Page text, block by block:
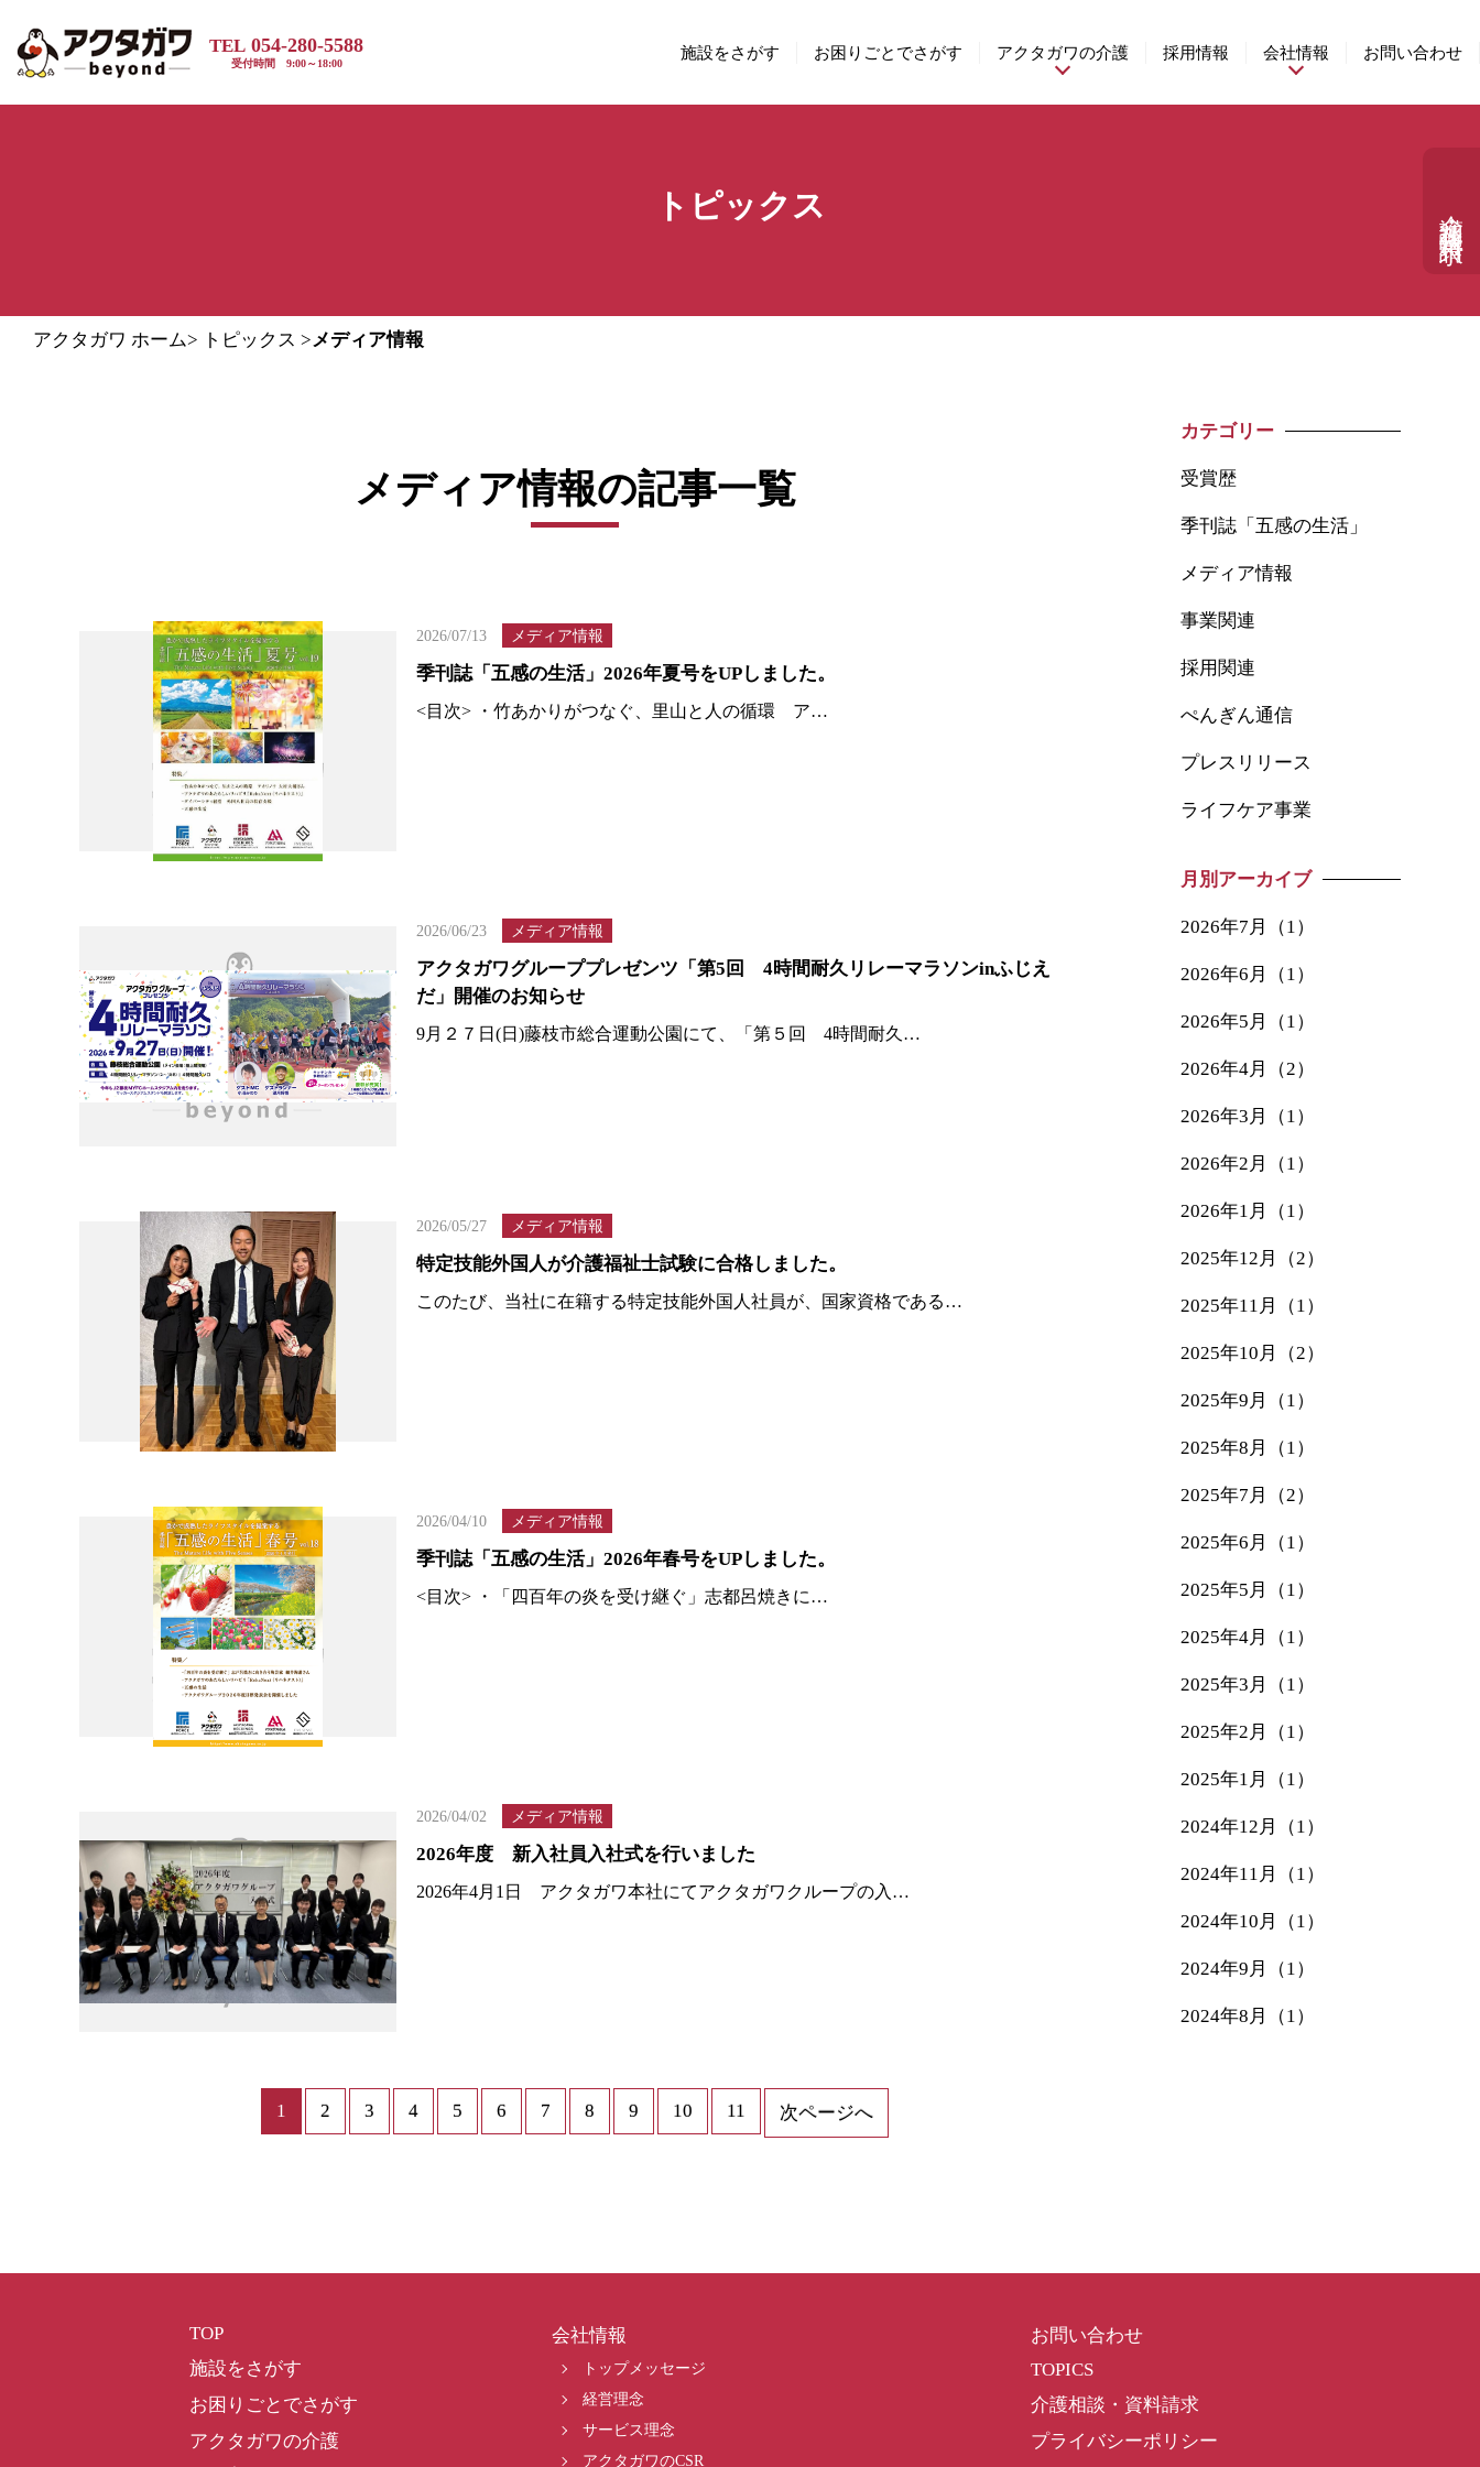
介護相談・資料請求
TEL 054-280-5588
受付時間 9:00～18:00
施設をさがす お困りごとでさがす アクタガワの介護 採用情報 会社情報 お問い合わせ
トピックス
アクタガワ ホーム> トピックス >メディア情報
メディア情報の記事一覧
2026/07/13 メディア情報
季刊誌「五感の生活」2026年夏号をUPしました。
<目次> ・竹あかりがつなぐ、里山と人の循環 ア…
2026/06/23 メディア情報
アクタガワグループプレゼンツ「第5回 4時間耐久リレーマラソンinふじえ
だ」開催のお知らせ
9月２７日(日)藤枝市総合運動公園にて、「第５回 4時間耐久…
2026/05/27 メディア情報
特定技能外国人が介護福祉士試験に合格しました。
このたび、当社に在籍する特定技能外国人社員が、国家資格である…
2026/04/10 メディア情報
季刊誌「五感の生活」2026年春号をUPしました。
<目次> ・「四百年の炎を受け継ぐ」志都呂焼きに…
2026/04/02 メディア情報
2026年度 新入社員入社式を行いました
2026年4月1日 アクタガワ本社にてアクタガワクループの入…
1 2 3 4 5 6 7 8 9 10 11 次ページへ
カテゴリー
受賞歴
季刊誌「五感の生活」
メディア情報
事業関連
採用関連
ぺんぎん通信
プレスリリース
ライフケア事業
月別アーカイブ
2026年7月（1）
2026年6月（1）
2026年5月（1）
2026年4月（2）
2026年3月（1）
2026年2月（1）
2026年1月（1）
2025年12月（2）
2025年11月（1）
2025年10月（2）
2025年9月（1）
2025年8月（1）
2025年7月（2）
2025年6月（1）
2025年5月（1）
2025年4月（1）
2025年3月（1）
2025年2月（1）
2025年1月（1）
2024年12月（1）
2024年11月（1）
2024年10月（1）
2024年9月（1）
2024年8月（1）
TOP
施設をさがす
お困りごとでさがす
アクタガワの介護
会社情報
トップメッセージ
経営理念
サービス理念
アクタガワのCSR
お問い合わせ
TOPICS
介護相談・資料請求
プライバシーポリシー